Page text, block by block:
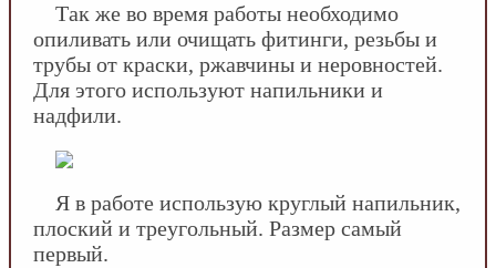
Так же во время работы необходимо
опиливать или очищать фитинги, резьбы и
трубы от краски, ржавчины и неровностей.
Для этого используют напильники и
надфили.
Я в работе использую круглый напильник,
плоский и треугольный. Размер самый
первый.